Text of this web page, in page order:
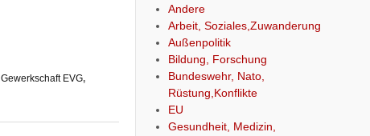
Gewerkschaft EVG,
Andere
Arbeit, Soziales,Zuwanderung
Außenpolitik
Bildung, Forschung
Bundeswehr, Nato,
Rüstung,Konflikte
EU
Gesundheit, Medizin,